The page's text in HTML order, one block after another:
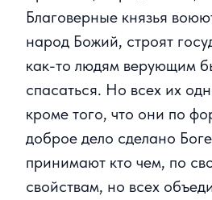
Благоверные князья
народ Божий, строят
как-то людям верующим
спасаться. Но всех их
кроме того, что они по
доброе дело сделано
принимают кто чем, по
свойствам, но всех